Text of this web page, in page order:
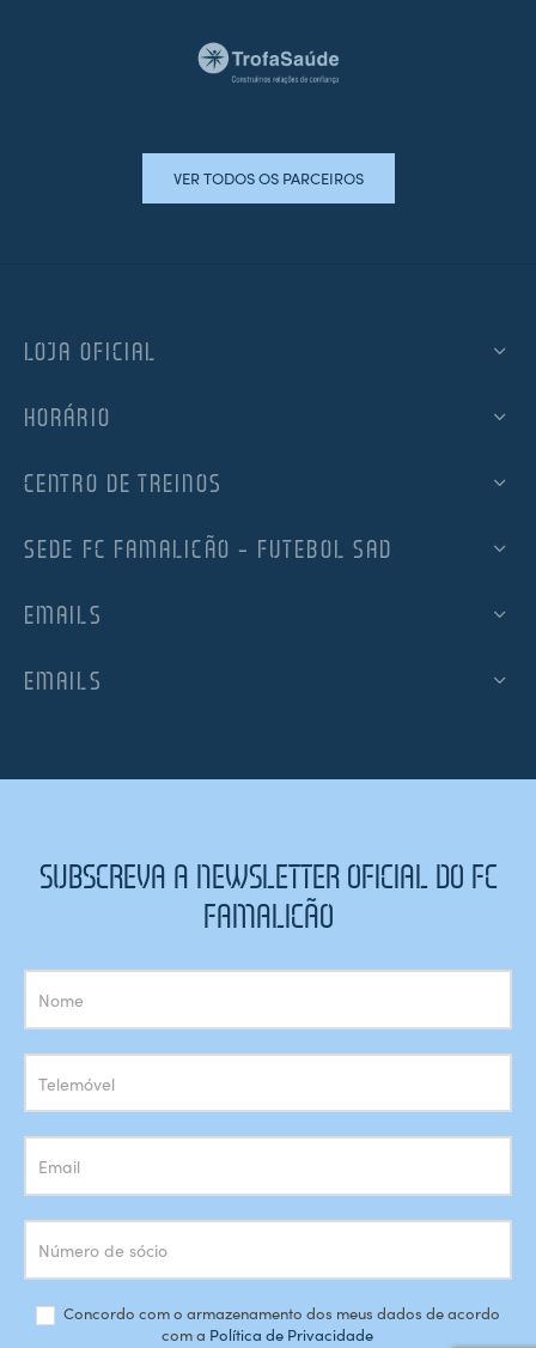
VER TODOS OS PARCEIROS
LOJA OFICIAL
HORÁRIO
CENTRO DE TREINOS
SEDE FC FAMALICÃO – FUTEBOL SAD
EMAILS
EMAILS
SUBSCREVA A NEWSLETTER OFICIAL DO FC
FAMALICÃO
Subscrição
Newsletter
Concordo com o armazenamento dos meus dados de acordo
com a Política de Privacidade